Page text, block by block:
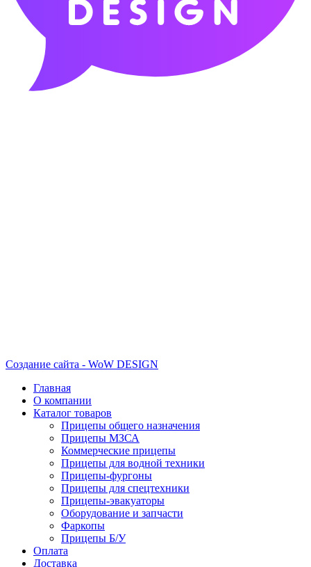
Создание сайта - WoW DESIGN
Главная
О компании
Каталог товаров
Прицепы общего назначения
Прицепы МЗСА
Коммерческие прицепы
Прицепы для водной техники
Прицепы-фургоны
Прицепы для спецтехники
Прицепы-эвакуаторы
Оборудование и запчасти
Фаркопы
Прицепы Б/У
Оплата
Доставка